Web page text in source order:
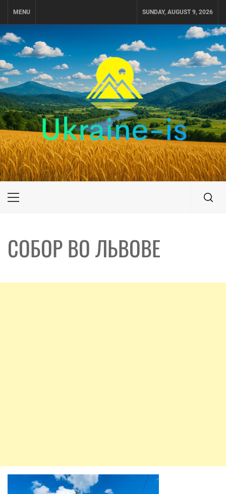
MENU SUNDAY, AUGUST 9, 2026
UKRAINE-IS
ПУТЕШЕСТВИЕ ПО УКРАИНЕ
Primary
СОБОР ВО ЛЬВОВЕ